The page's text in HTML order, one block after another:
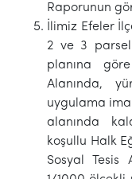
Raporunun
İlimiz Efeler
2 ve 3
planına
Alanında,
uygulama
alanında
koşullu Halk
Sosyal Tesis